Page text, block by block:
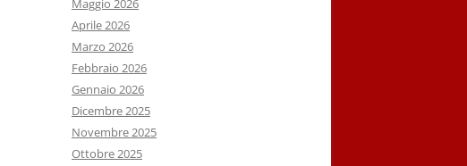
Maggio 2026
Aprile 2026
Marzo 2026
Febbraio 2026
Gennaio 2026
Dicembre 2025
Novembre 2025
Ottobre 2025